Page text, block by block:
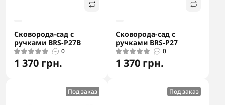
Сковорода-сад с
ручками BRS-P27B
0
1 370 грн.
Сковорода-сад с
ручками BRS-P27
0
1 370 грн.
Под заказ Под заказ